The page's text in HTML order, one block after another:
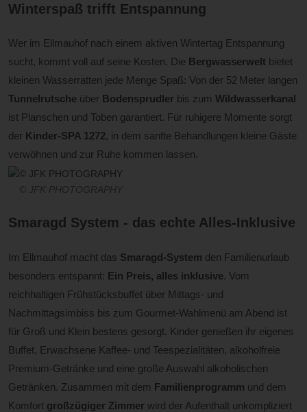
Winterspaß trifft Entspannung
Wer im Ellmauhof nach einem aktiven Wintertag Entspannung
sucht, kommt voll auf seine Kosten. Die Bergwasserwelt bietet
kleinen Wasserratten jede Menge Spaß: Von der 52 Meter langen
Tunnelrutsche über Bodensprudler bis zum Wildwasserkanal
ist Planschen und Toben garantiert. Für ruhigere Momente sorgt
der Kinder-SPA 1272, in dem sanfte Behandlungen kleine Gäste
verwöhnen und zur Ruhe kommen lassen.
© JFK PHOTOGRAPHY
Smaragd System - das echte Alles-Inklusive
Im Ellmauhof macht das Smaragd-System den Familienurlaub
besonders entspannt: Ein Preis, alles inklusive. Vom
reichhaltigen Frühstücksbuffet über Mittags- und
Nachmittagsimbiss bis zum Gourmet-Wahlmenü am Abend ist
für Groß und Klein bestens gesorgt. Kinder genießen ihr eigenes
Buffet, Erwachsene Kaffee- und Teespezialitäten, alkoholfreie
Premium-Getränke und eine große Auswahl alkoholischen
Getränken. Zusammen mit dem Familienprogramm und dem
Komfort großzügiger Zimmer wird der Aufenthalt unkompliziert